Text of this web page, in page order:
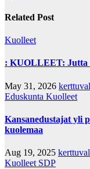
Related Post
Kuolleet
: KUOLLEET: Jutta
May 31, 2026
Eduskunta Kuolleet
Kansanedustajat yli
kuolemaa
Aug 19, 2025
Kuolleet SDP